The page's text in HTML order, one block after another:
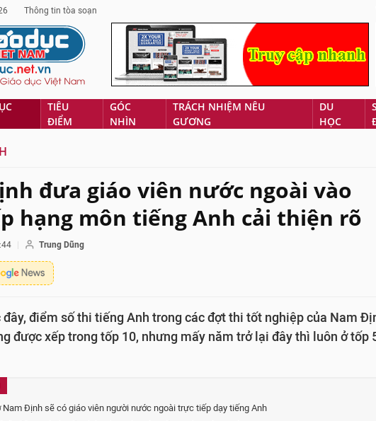
Thông tin tòa soạn
TIÊU
ĐIỂM
GÓC
NHÌN
TRÁCH NHIỆM NÊU
GƯƠNG
DU
HỌC
đưa giáo viên nước ngoài vào
hạng môn tiếng Anh cải thiện rõ
Trung Dũng
đây, điểm số thi tiếng Anh trong các đợt thi tốt nghiệp của Nam
được xếp trong tốp 10, nhưng mấy năm trở lại đây thì luôn ở tốp
Nam Định sẽ có giáo viên người nước ngoài trực tiếp dạy tiếng Anh